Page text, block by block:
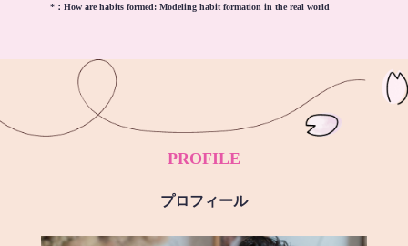
*： How are habits formed: Modeling habit formation in the real world
PROFILE
プロフィール